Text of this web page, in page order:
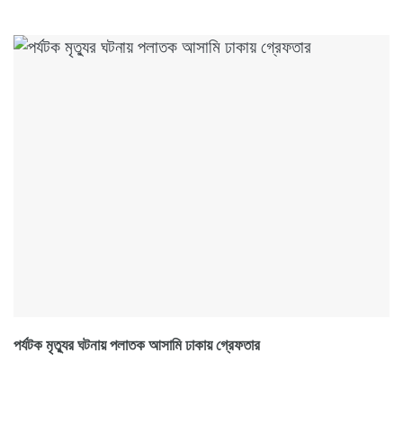
পর্যটক মৃত্যুর ঘটনায় পলাতক আসামি ঢাকায় গ্রেফতার